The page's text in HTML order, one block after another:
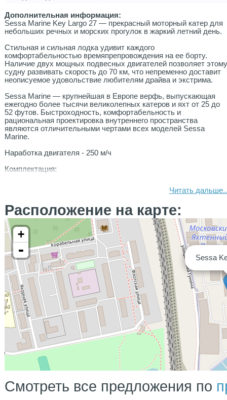
Дополнительная информация:
Sessa Marine Key Largo 27 — прекрасный моторный катер для
небольших речных и морских прогулок в жаркий летний день.
Стильная и сильная лодка удивит каждого
комфортабельностью времяпрепровождения на ее борту.
Наличие двух мощных подвесных двигателей позволяет
судну развивать скорость до 70 км, что непременно доставит
неописуемое удовольствие любителям драйва и экстрима.
Sessa Marine — крупнейшая в Европе верфь, выпускающая
ежегодно более тысячи великолепных катеров и яхт от 25 до
52 футов. Быстроходность, комфортабельность и
рациональная проектировка внутреннего пространства
являются отличительными чертами всех моделей Sessa
Marine.
Наработка двигателя - 250 м/ч
Комплектация:
магнитола
электрическая якорная лебедка
тиковое покрытие палубы
тиковый стол в кокпите
электрический туалет
эхолот
бимини топ
уличный душ
Читать
Расположение на карте:
Sessa
+
-
Смотреть все предложения по